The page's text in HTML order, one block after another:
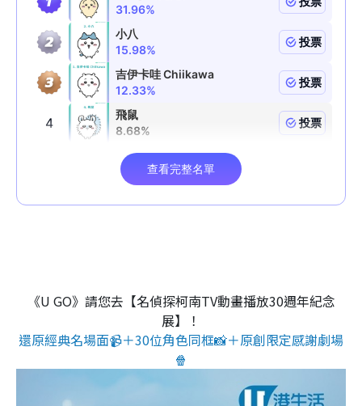
《U GO》請您去【名偵探柯南TV動畫播放30週年紀念
展】！
還原經典名場面📹＋30位角色同框📸＋原創限定感謝劇場
🍿